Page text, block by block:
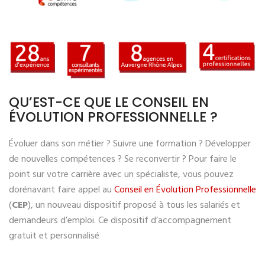
QU’EST-CE QUE LE CONSEIL EN
ÉVOLUTION PROFESSIONNELLE ?
Évoluer dans son métier ? Suivre une formation ? Développer
de nouvelles compétences ? Se reconvertir ? Pour faire le
point sur votre carrière avec un spécialiste, vous pouvez
dorénavant faire appel auConseil en Évolution Professionnelle
(CEP), un nouveau dispositif proposé à tous les salariés et
demandeurs d’emploi. Ce dispositif d’accompagnement
gratuit et personnalisé